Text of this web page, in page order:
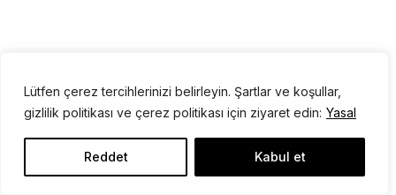
Lütfen çerez tercihlerinizi belirleyin. Şartlar ve koşullar,
gizlilik politikası ve çerez politikası için ziyaret edin: Yasal
Reddet Kabul et